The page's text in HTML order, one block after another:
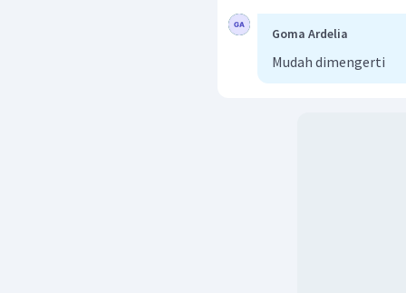
Goma Ardelia
Mudah dimengerti